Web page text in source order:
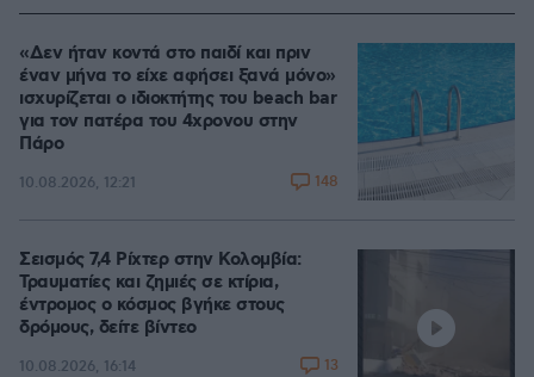
«Δεν ήταν κοντά στο παιδί και πριν
έναν μήνα το είχε αφήσει ξανά μόνο»
ισχυρίζεται ο ιδιοκτήτης του beach bar
για τον πατέρα του 4χρονου στην
Πάρο
10.08.2026, 12:21 148
Σεισμός 7,4 Ρίχτερ στην Κολομβία:
Τραυματίες και ζημιές σε κτίρια,
έντρομος ο κόσμος βγήκε στους
δρόμους, δείτε βίντεο
10.08.2026, 16:14 13